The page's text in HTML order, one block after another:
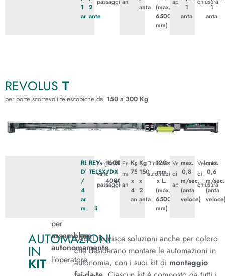
1
anta
2
ante
anta
(max.
6500
mm)
1
anta
1
anta
REVOLUS T
per porte scorrevoli telescopiche da 150 a 300 Kg
REV-
DTEL
/
4
ante
mobili
REV-
TELSX/DX
Larghezza
vano
passaggio
1600
÷
4000
800
÷
4000
Peso
massimo
ante
Kg
75
x
4
anta
Kg
150
x
2
anta
Dimensioni
automazione
120×210
mm
x L.
(max.
6500
mm)
Velocità
di
apertura
max.
0,8
m/sec.
(anta
veloce)
Velocità
di
chiusura
max.
0,6
m/sec.
(anta
AUTOMAZIONI
IN
KIT
per
assemblare
autonomamente
l’operatore
LABEL fornisce soluzioni anche per coloro
che desiderano montare le automazioni in
autonomia, con i suoi kit di montaggio